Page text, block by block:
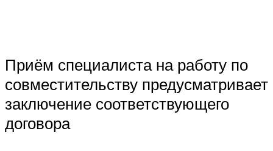
Приём специалиста на работу по
совместительству предусматривает
заключение соответствующего
договора